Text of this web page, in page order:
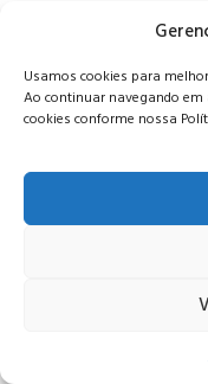
Usamos cookies para
Ao continuar navegando em
cookies conforme nossa
© Editora
Consulte